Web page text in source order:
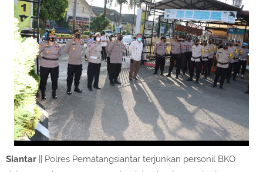
Siantar || Polres Pematangsiantar terjunkan personil BKO